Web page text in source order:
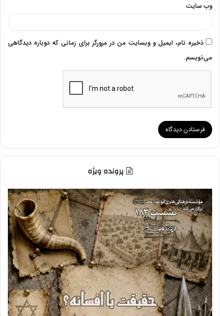
وب‌ سایت
ذخیره نام، ایمیل و وبسایت من در مرورگر برای زمانی که دوباره دیدگاهی
می‌نویسم.
پرونده ویژه